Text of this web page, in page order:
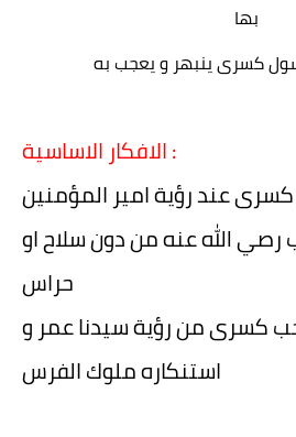
بها
كسرى ينبهر و يعجب به
الافكار الاساسية :
عند رؤية امير المؤمنين
رصي الله عنه من دون سلاح او
حراس
كسرى من رؤية سيدنا عمر و
استنكاره ملوك الفرس